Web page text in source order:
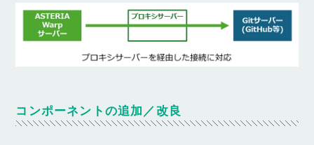
コンポーネントの追加／改良